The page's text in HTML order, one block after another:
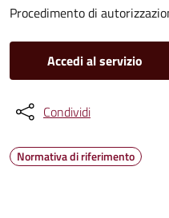
Procedimento di
Accedi al servizio
Condividi
Normativa di riferimento